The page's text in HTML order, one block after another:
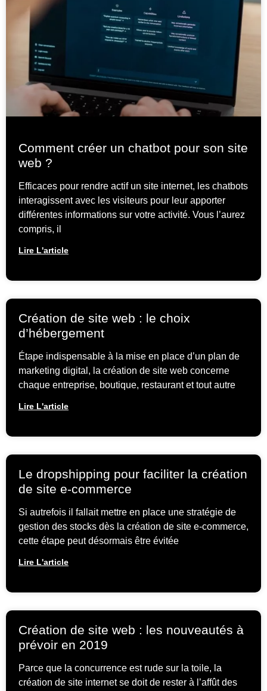
Comment créer un chatbot pour son site
web ?
Efficaces pour rendre actif un site internet, les chatbots
interagissent avec les visiteurs pour leur apporter
différentes informations sur votre activité. Vous l’aurez
compris, il
Lire L'article
Création de site web : le choix
d’hébergement
Étape indispensable à la mise en place d’un plan de
marketing digital, la création de site web concerne
chaque entreprise, boutique, restaurant et tout autre
Lire L'article
Le dropshipping pour faciliter la création
de site e-commerce
Si autrefois il fallait mettre en place une stratégie de
gestion des stocks dès la création de site e-commerce,
cette étape peut désormais être évitée
Lire L'article
Création de site web : les nouveautés à
prévoir en 2019
Parce que la concurrence est rude sur la toile, la
création de site internet se doit de rester à l’affût des